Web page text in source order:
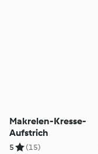
Makrelen-Kresse-
Aufstrich
5 (15)